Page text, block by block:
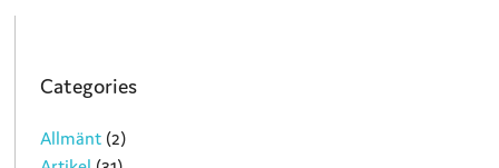
Categories
Allmänt (2)